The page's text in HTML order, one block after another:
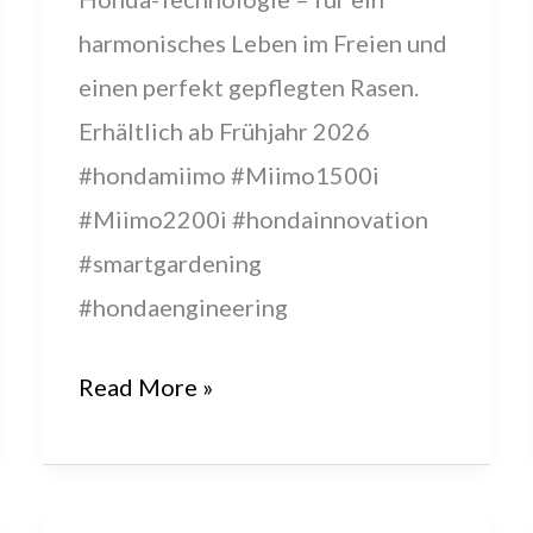
harmonisches Leben im Freien und
einen perfekt gepflegten Rasen.
Erhältlich ab Frühjahr 2026
#hondamiimo #Miimo1500i
#Miimo2200i #hondainnovation
#smartgardening
#hondaengineering
Mehr
im
Read More »